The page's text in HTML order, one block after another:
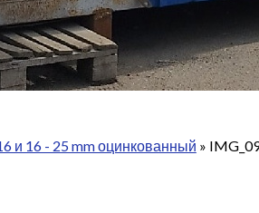
и 16 - 25 mm оцинкованный »